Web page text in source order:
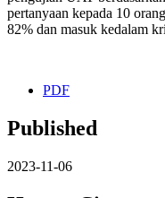
pertanyaan kepada 10
82% dan masuk kedalam
PDF
Published
2023-11-06